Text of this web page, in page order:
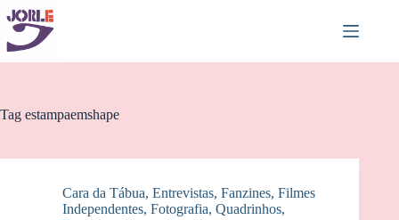
Pular
para
conteúdo
Tag estampaemshape
Cara da Tábua, Entrevistas, Fanzines, Filmes
Independentes, Fotografia, Quadrinhos,